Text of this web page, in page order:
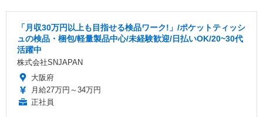
「月収30万円以上も目指せる検品ワーク!」/ポケットティッシ
ュの検品・梱包/軽量製品中心/未経験歓迎/日払いOK/20~30代
活躍中
株式会社SNJAPAN
大阪府
月給27万円～34万円
正社員